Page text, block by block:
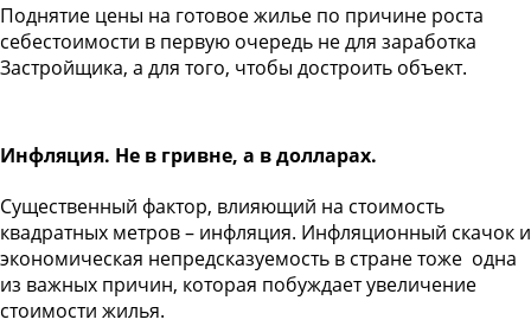
Поднятие цены на готовое жилье по причине роста
себестоимости в первую очередь не для заработка
Застройщика, а для того, чтобы достроить объект.
Инфляция. Не в гривне, а в долларах.
Существенный фактор, влияющий на стоимость
квадратных метров – инфляция. Инфляционный скачок и
экономическая непредсказуемость в стране тоже одна
из важных причин, которая побуждает увеличение
стоимости жилья.